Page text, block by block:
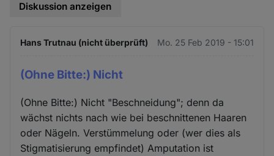
Diskussion anzeigen
Hans Trutnau (nicht überprüft) Mo. 25 Feb 2019 - 15:01
(Ohne Bitte:) Nicht
(Ohne Bitte:) Nicht "Beschneidung"; denn da
wächst nichts nach wie bei beschnittenen Haaren
oder Nägeln. Verstümmelung oder (wer dies als
Stigmatisierung empfindet) Amputation ist